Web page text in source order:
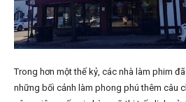
Trong hơn một thế kỷ, các nhà làm phim
những bối cảnh làm phong phú thêm câu